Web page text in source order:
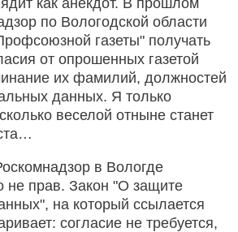
по Вологодской области
газеты" получать
от опрошенных газетой
их фамилий, должностей
данных. Я только
веселой отныне станет
в Вологде
не прав. Закон "О защите
на который ссылается
согласие не требуется,